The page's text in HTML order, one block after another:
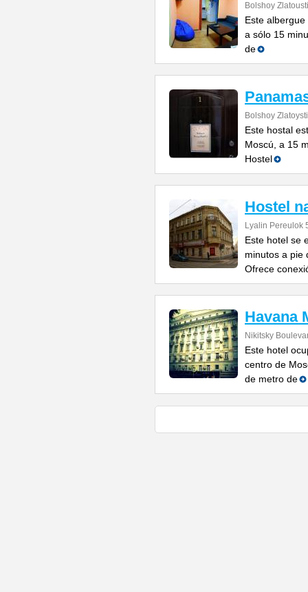
Bolshoy
Este
a sólo 15
de
Bolshoy
Este hostal
Moscú, a 15
Hostel
Hostel
Lyalin Pereulok
Este hotel se
minutos a pie
Ofrece
Havana
Nikitsky
Este hotel
centro de
de metro de